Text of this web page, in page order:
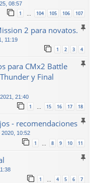
08:57
1 … 104 105 106 107
2 para novatos.
11:19
1 2 3 4
para CMx2 Battle
y Final
21:40
1 … 15 16 17 18
- recomendaciones
2020, 10:52
1 8 9 10 11
1 4 5 6 7